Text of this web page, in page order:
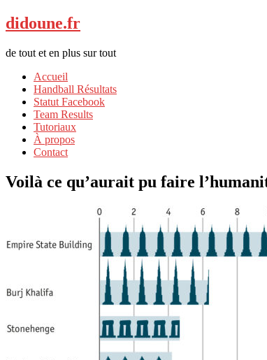
didoune.fr
de tout et en plus sur tout
Accueil
Handball Résultats
Statut Facebook
Team Results
Tutoriaux
À propos
Contact
Voilà ce qu’aurait pu faire